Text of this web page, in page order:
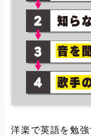
洋楽で英語を勉